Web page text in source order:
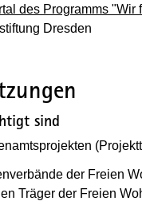
des Programms "Wir
neuen Fenster
Dresden
neuen Fenster
sind
der Freien
Träger der Freien